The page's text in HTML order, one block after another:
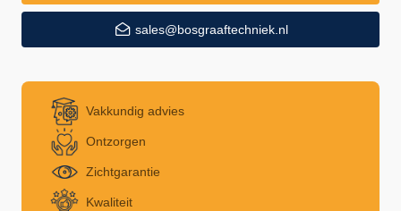
sales@bosgraaftechniek.nl
Vakkundig advies
Ontzorgen
Zichtgarantie
Kwaliteit